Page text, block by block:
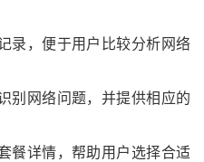
录，便于用户比较分析网络
别网络问题，并提供相应的
餐详情，帮助用户选择合适